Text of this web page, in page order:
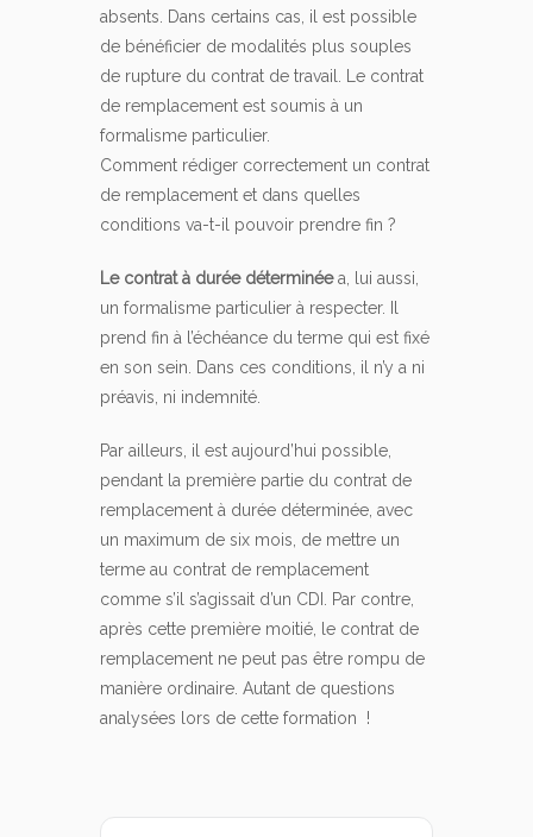
absents. Dans certains cas, il est possible
de bénéficier de modalités plus souples
de rupture du contrat de travail. Le contrat
de remplacement est soumis à un
formalisme particulier.
Comment rédiger correctement un contrat
de remplacement et dans quelles
conditions va-t-il pouvoir prendre fin ?
Le contrat à durée déterminéea, lui aussi,
un formalisme particulier à respecter. Il
prend fin à l’échéance du terme qui est fixé
en son sein. Dans ces conditions, il n’y a ni
préavis, ni indemnité.
Par ailleurs, il est aujourd’hui possible,
pendant la première partie du contrat de
remplacement à durée déterminée, avec
un maximum de six mois, de mettre un
terme au contrat de remplacement
comme s’il s’agissait d’un CDI. Par contre,
après cette première moitié, le contrat de
remplacement ne peut pas être rompu de
manière ordinaire. Autant de questions
analysées lors de cette formation !